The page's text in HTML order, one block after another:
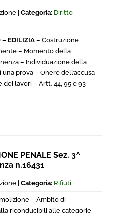
| Categoria: Diritto
– EDILIZIA – Costruzione
– Momento della
– Individuazione della
una prova – Onere dell’accusa
dei lavori – Artt. 44, 95 e 93
PENALE Sez. 3^
n.16431
| Categoria: Rifiuti
– Ambito di
riconducibili alle categorie